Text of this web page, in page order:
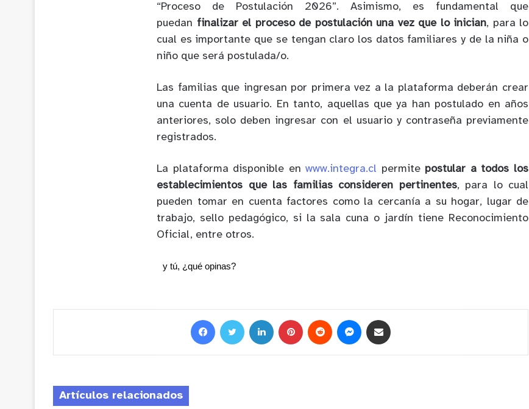
“Proceso de Postulación 2026”. Asimismo, es fundamental que
puedan finalizar el proceso de postulación una vez que lo inician, para lo
cual es importante que se tengan claro los datos familiares y de la niña o
niño que será postulada/o.
Las familias que ingresan por primera vez a la plataforma deberán crear
una cuenta de usuario. En tanto, aquellas que ya han postulado en años
anteriores, solo deben ingresar con el usuario y contraseña previamente
registrados.
La plataforma disponible enwww.integra.cl permite postular a todos los
establecimientos que las familias consideren pertinentes, para lo cual
pueden tomar en cuenta factores como la cercanía a su hogar, lugar de
trabajo, sello pedagógico, si la sala cuna o jardín tiene Reconocimiento
Oficial, entre otros.
y tú, ¿qué opinas?
Artículos relacionados